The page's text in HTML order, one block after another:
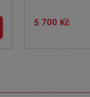
5 700 Kč